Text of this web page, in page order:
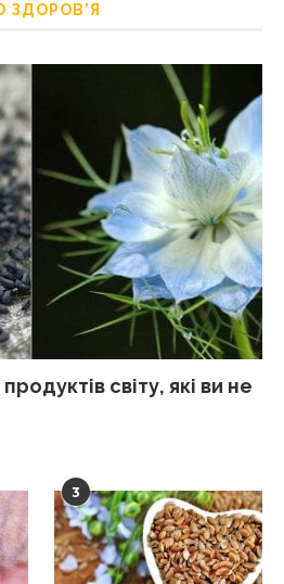
ЗДОРОВ’Я
світу, які ви не
3